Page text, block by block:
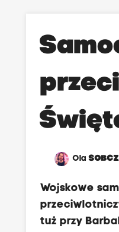
Ola
Wojskowe
tuż przy